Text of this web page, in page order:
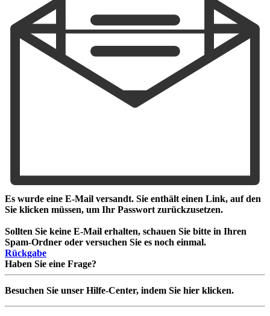
Es wurde eine E-Mail versandt. Sie enthält einen Link, auf den
Sie klicken müssen, um Ihr Passwort zurückzusetzen.
Sollten Sie keine E-Mail erhalten, schauen Sie bitte in Ihren
Spam-Ordner oder versuchen Sie es noch einmal.
Rückgabe
Haben Sie eine Frage?
Besuchen Sie unser Hilfe-Center, indem Sie hier klicken.